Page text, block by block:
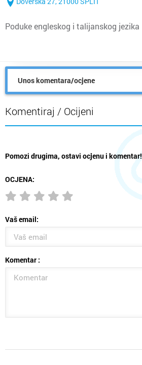
Poduke engleskog i talijanskog jezika
Unos komentara/ocjene
Komentiraj / Ocijeni
Pomozi drugima, ostavi ocjenu i komentar!
OCJENA:
Vaš email:
Komentar :